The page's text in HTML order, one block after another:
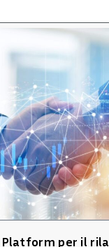
per il